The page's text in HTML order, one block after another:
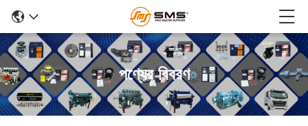
পণ্যের বিবরণ